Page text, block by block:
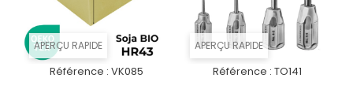
APERÇU RAPIDE
Référence : VK085
APERÇU RAPIDE
Référence : TO141